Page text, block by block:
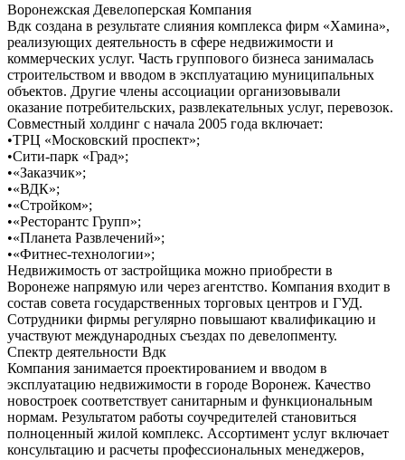
Воронежская Девелоперская Компания
Вдк создана в результате слияния комплекса фирм «Хамина»,
реализующих деятельность в сфере недвижимости и
коммерческих услуг. Часть группового бизнеса занималась
строительством и вводом в эксплуатацию муниципальных
объектов. Другие члены ассоциации организовывали
оказание потребительских, развлекательных услуг, перевозок.
Совместный холдинг с начала 2005 года включает:
•ТРЦ «Московский проспект»;
•Сити-парк «Град»;
•«Заказчик»;
•«ВДК»;
•«Стройком»;
•«Ресторантс Групп»;
•«Планета Развлечений»;
•«Фитнес-технологии»;
Недвижимость от застройщика можно приобрести в
Воронеже напрямую или через агентство. Компания входит в
состав совета государственных торговых центров и ГУД.
Сотрудники фирмы регулярно повышают квалификацию и
участвуют международных съездах по девелопменту.
Спектр деятельности Вдк
Компания занимается проектированием и вводом в
эксплуатацию недвижимости в городе Воронеж. Качество
новостроек соответствует санитарным и функциональным
нормам. Результатом работы соучредителей становиться
полноценный жилой комплекс. Ассортимент услуг включает
консультацию и расчеты профессиональных менеджеров,